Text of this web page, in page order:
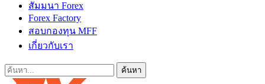
สัมมนา Forex
Forex Factory
สอบกองทุน MFF
เกี่ยวกับเรา